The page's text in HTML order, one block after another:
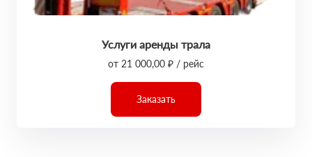
Услуги аренды трала
от 21 000,00 ₽ / рейс
Заказать